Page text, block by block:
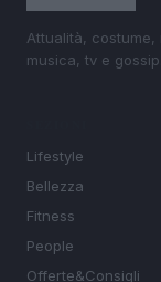
Attualità, costume,
musica, tv e gossip.
Lifestyle
Bellezza
Fitness
People
Offerte&Consigli